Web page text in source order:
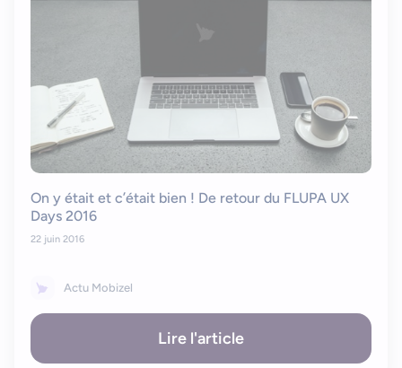
On y était et c’était bien ! De retour du FLUPA UX
Days 2016
22 juin 2016
Actu Mobizel
Lire l'article